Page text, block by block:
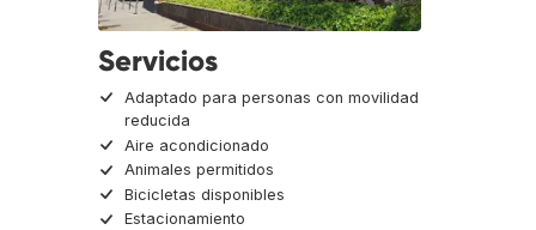
Servicios
Adaptado para personas con movilidad
reducida
Aire acondicionado
Animales permitidos
Bicicletas disponibles
Estacionamiento